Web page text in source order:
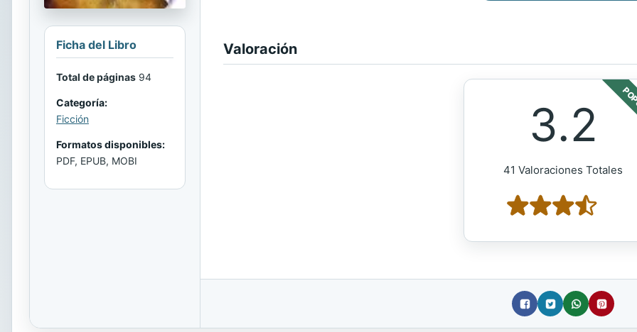
Ficha del Libro
Total de páginas 94
Categoría:
Ficción
Formatos disponibles:
PDF, EPUB, MOBI
Valoración
3.2
41 Valoraciones Totales